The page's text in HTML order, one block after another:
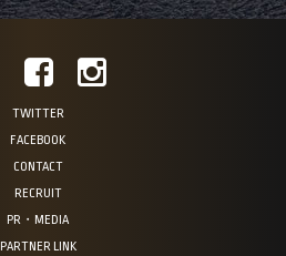
TWITTER
FACEBOOK
CONTACT
RECRUIT
PR・MEDIA
PARTNER LINK